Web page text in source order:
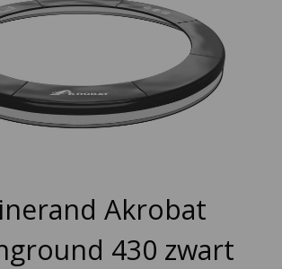
Akrobat
430 zwart